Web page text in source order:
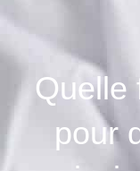
Quelle
pour